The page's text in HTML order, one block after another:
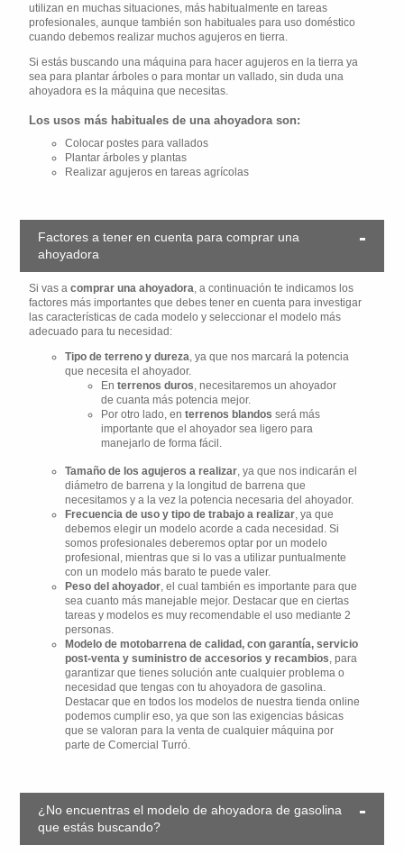
utilizan en muchas situaciones, más habitualmente en tareas
profesionales, aunque también son habituales para uso doméstico
cuando debemos realizar muchos agujeros en tierra.
Si estás buscando una máquina para hacer agujeros en la tierra ya
sea para plantar árboles o para montar un vallado, sin duda una
ahoyadora es la máquina que necesitas.
Los usos más habituales de una ahoyadora son:
Colocar postes para vallados
Plantar árboles y plantas
Realizar agujeros en tareas agrícolas
Factores a tener en cuenta para comprar una
ahoyadora
Si vas acomprar una ahoyadora, a continuación te indicamos los
factores más importantes que debes tener en cuenta para investigar
las características de cada modelo y seleccionar el modelo más
adecuado para tu necesidad:
Tipo de terreno y dureza, ya que nos marcará la potencia
que necesita el ahoyador.
Enterrenos duros, necesitaremos un ahoyador
de cuanta más potencia mejor.
Por otro lado, enterrenos blandos será más
importante que el ahoyador sea ligero para
manejarlo de forma fácil.
Tamaño de los agujeros a realizar, ya que nos indicarán el
diámetro de barrena y la longitud de barrena que
necesitamos y a la vez la potencia necesaria del ahoyador.
Frecuencia de uso y tipo de trabajo a realizar, ya que
debemos elegir un modelo acorde a cada necesidad. Si
somos profesionales deberemos optar por un modelo
profesional, mientras que si lo vas a utilizar puntualmente
con un modelo más barato te puede valer.
Peso del ahoyador, el cual también es importante para que
sea cuanto más manejable mejor. Destacar que en ciertas
tareas y modelos es muy recomendable el uso mediante 2
personas.
Modelo de motobarrena de calidad, con garantía, servicio
post-venta y suministro de accesorios y recambios, para
garantizar que tienes solución ante cualquier problema o
necesidad que tengas con tu ahoyadora de gasolina.
Destacar que en todos los modelos de nuestra tienda online
podemos cumplir eso, ya que son las exigencias básicas
que se valoran para la venta de cualquier máquina por
parte de Comercial Turró.
¿No encuentras el modelo de ahoyadora de gasolina
que estás buscando?